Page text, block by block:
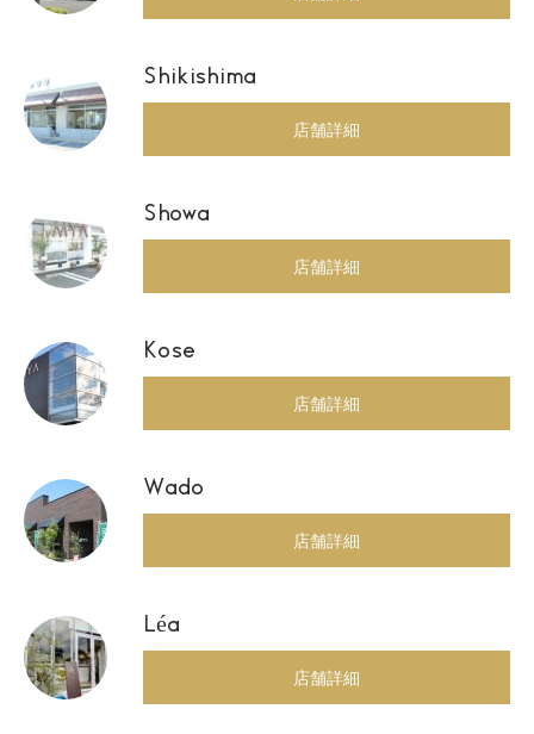
Shikishima
店舗詳細
Showa
店舗詳細
Kose
店舗詳細
Wado
店舗詳細
Léa
店舗詳細